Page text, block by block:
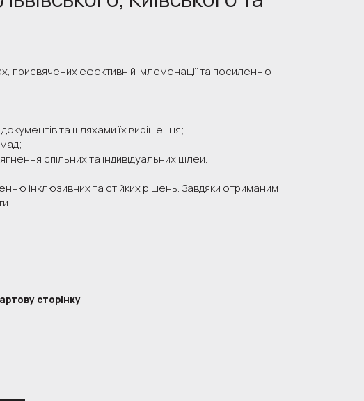
присвячених ефективній імлеменації та посиленню
та шляхами їх вирішення;
спільних та індивідуальних цілей.
інклюзивних та стійких рішень. Завдяки отриманим
сторінку